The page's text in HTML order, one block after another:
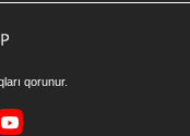
qorunur.